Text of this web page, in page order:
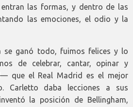
las formas, y dentro de las
las emociones, el odio y la
se ganó todo, fuimos felices y lo
de celebrar, cantar, opinar y
que el Real Madrid es el mejor
Carletto daba lecciones a sus
la posición de Bellingham,